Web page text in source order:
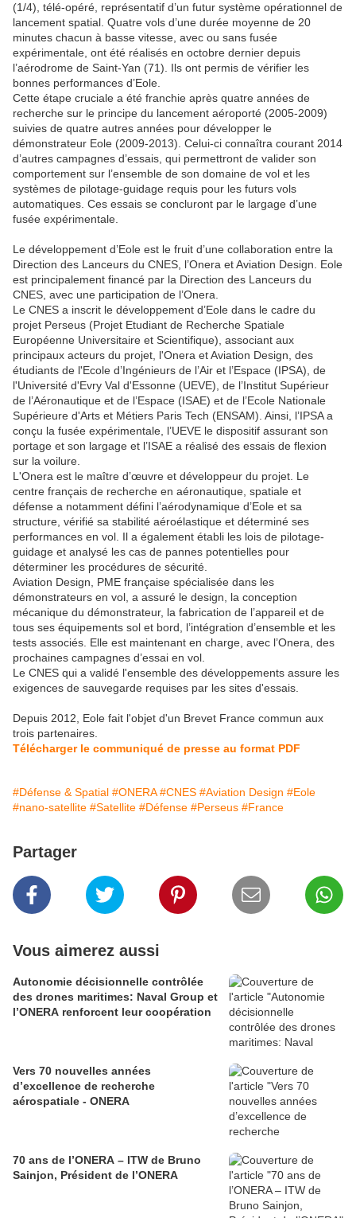
(1/4), télé-opéré, représentatif d’un futur système opérationnel de
lancement spatial. Quatre vols d’une durée moyenne de 20
minutes chacun à basse vitesse, avec ou sans fusée
expérimentale, ont été réalisés en octobre dernier depuis
l’aérodrome de Saint-Yan (71). Ils ont permis de vérifier les
bonnes performances d’Eole.
Cette étape cruciale a été franchie après quatre années de
recherche sur le principe du lancement aéroporté (2005-2009)
suivies de quatre autres années pour développer le
démonstrateur Eole (2009-2013). Celui-ci connaîtra courant 2014
d’autres campagnes d’essais, qui permettront de valider son
comportement sur l’ensemble de son domaine de vol et les
systèmes de pilotage-guidage requis pour les futurs vols
automatiques. Ces essais se concluront par le largage d’une
fusée expérimentale.
Le développement d’Eole est le fruit d’une collaboration entre la
Direction des Lanceurs du CNES, l’Onera et Aviation Design. Eole
est principalement financé par la Direction des Lanceurs du
CNES, avec une participation de l’Onera.
Le CNES a inscrit le développement d’Eole dans le cadre du
projet Perseus (Projet Etudiant de Recherche Spatiale
Européenne Universitaire et Scientifique), associant aux
principaux acteurs du projet, l'Onera et Aviation Design, des
étudiants de l'Ecole d’Ingénieurs de l’Air et l’Espace (IPSA), de
l'Université d'Evry Val d'Essonne (UEVE), de l’Institut Supérieur
de l’Aéronautique et de l’Espace (ISAE) et de l’Ecole Nationale
Supérieure d'Arts et Métiers Paris Tech (ENSAM). Ainsi, l’IPSA a
conçu la fusée expérimentale, l’UEVE le dispositif assurant son
portage et son largage et l’ISAE a réalisé des essais de flexion
sur la voilure.
L'Onera est le maître d’œuvre et développeur du projet. Le
centre français de recherche en aéronautique, spatiale et
défense a notamment défini l’aérodynamique d’Eole et sa
structure, vérifié sa stabilité aéroélastique et déterminé ses
performances en vol. Il a également établi les lois de pilotage-
guidage et analysé les cas de pannes potentielles pour
déterminer les procédures de sécurité.
Aviation Design, PME française spécialisée dans les
démonstrateurs en vol, a assuré le design, la conception
mécanique du démonstrateur, la fabrication de l’appareil et de
tous ses équipements sol et bord, l’intégration d’ensemble et les
tests associés. Elle est maintenant en charge, avec l’Onera, des
prochaines campagnes d’essai en vol.
Le CNES qui a validé l'ensemble des développements assure les
exigences de sauvegarde requises par les sites d'essais.
Depuis 2012, Eole fait l'objet d'un Brevet France commun aux
trois partenaires.
Télécharger le communiqué de presse au format PDF
#Défense & Spatial #ONERA #CNES #Aviation Design #Eole
#nano-satellite #Satellite #Défense #Perseus #France
Partager
Vous aimerez aussi
Autonomie décisionnelle contrôlée
des drones maritimes: Naval Group et
l’ONERA renforcent leur coopération
Vers 70 nouvelles années
d’excellence de recherche
aérospatiale - ONERA
70 ans de l’ONERA – ITW de Bruno
Sainjon, Président de l’ONERA